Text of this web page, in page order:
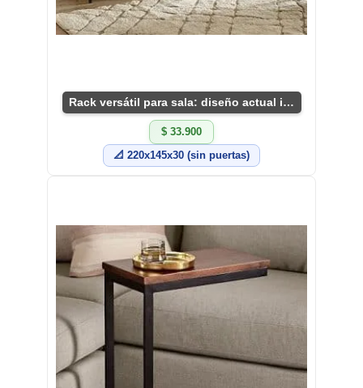
Rack versátil para sala: diseño actual industrial
$ 33.900
📐 220x145x30 (sin puertas)